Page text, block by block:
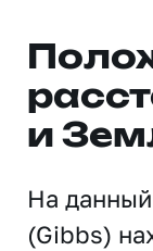
и
На
(Gibbs)